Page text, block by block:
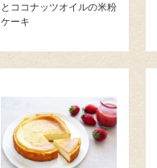
とココナッツオイルの米粉
ケーキ